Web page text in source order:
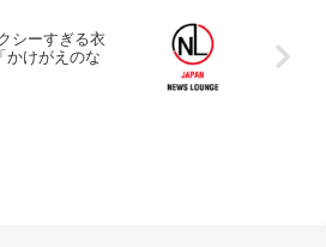
シーすぎる衣
かけがえのな